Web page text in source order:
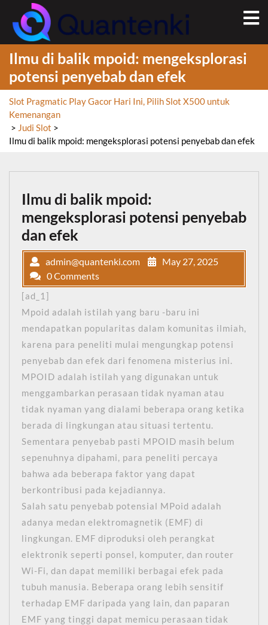
content
Ilmu di balik mpoid: mengeksplorasi
potensi penyebab dan efek
Slot Pragmatic Play Gacor Hari Ini, Pilih Slot X500 untuk
Kemenangan
> Judi Slot >
Ilmu di balik mpoid: mengeksplorasi potensi penyebab dan efek
Ilmu di balik mpoid:
mengeksplorasi potensi penyebab
dan efek
admin@quantenki.com
May 27, 2025
0 Comments
[ad_1]
Mpoid adalah istilah yang baru -baru ini
mendapatkan popularitas dalam komunitas ilmiah,
karena para peneliti mulai mengungkap potensi
penyebab dan efek dari fenomena misterius ini.
MPOID adalah istilah yang digunakan untuk
menggambarkan perasaan tidak nyaman atau
tidak nyaman yang dialami beberapa orang ketika
berada di lingkungan atau situasi tertentu.
Sementara penyebab pasti MPOID masih belum
sepenuhnya dipahami, para peneliti percaya
bahwa ada beberapa faktor yang dapat
berkontribusi pada kejadiannya.
Salah satu penyebab potensial MPoid adalah
adanya medan elektromagnetik (EMF) di
lingkungan. EMF diproduksi oleh perangkat
elektronik seperti ponsel, komputer, dan router
Wi-Fi, dan dapat memiliki berbagai efek pada
tubuh manusia. Beberapa orang lebih sensitif
terhadap EMF daripada yang lain, dan paparan
EMF yang tinggi dapat memicu perasaan tidak